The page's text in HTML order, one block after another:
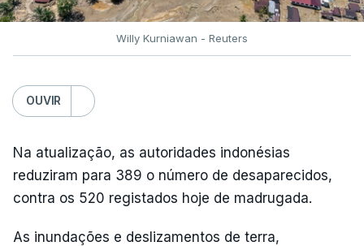
Willy Kurniawan - Reuters
OUVIR
Na atualização, as autoridades indonésias
reduziram para 389 o número de desaparecidos,
contra os 520 registados hoje de madrugada.
As inundações e deslizamentos de terra,